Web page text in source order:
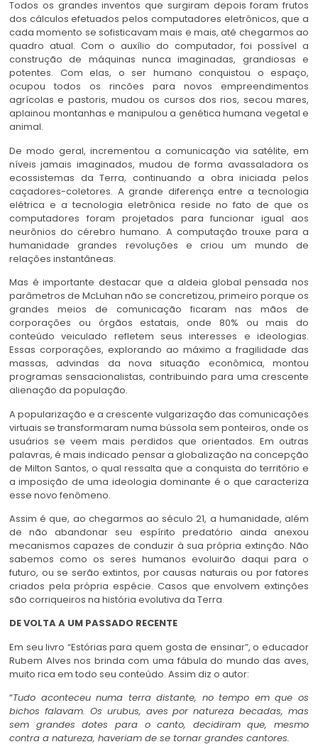
Todos os grandes inventos que surgiram depois foram frutos
dos cálculos efetuados pelos computadores eletrônicos, que a
cada momento se sofisticavam mais e mais, até chegarmos ao
quadro atual. Com o auxílio do computador, foi possível a
construção de máquinas nunca imaginadas, grandiosas e
potentes. Com elas, o ser humano conquistou o espaço,
ocupou todos os rincões para novos empreendimentos
agrícolas e pastoris, mudou os cursos dos rios, secou mares,
aplainou montanhas e manipulou a genética humana vegetal e
animal.
De modo geral, incrementou a comunicação via satélite, em
níveis jamais imaginados, mudou de forma avassaladora os
ecossistemas da Terra, continuando a obra iniciada pelos
caçadores-coletores. A grande diferença entre a tecnologia
elétrica e a tecnologia eletrônica reside no fato de que os
computadores foram projetados para funcionar igual aos
neurônios do cérebro humano. A computação trouxe para a
humanidade grandes revoluções e criou um mundo de
relações instantâneas.
Mas é importante destacar que a aldeia global pensada nos
parâmetros de McLuhan não se concretizou, primeiro porque os
grandes meios de comunicação ficaram nas mãos de
corporações ou órgãos estatais, onde 80% ou mais do
conteúdo veiculado refletem seus interesses e ideologias.
Essas corporações, explorando ao máximo a fragilidade das
massas, advindas da nova situação econômica, montou
programas sensacionalistas, contribuindo para uma crescente
alienação da população.
A popularização e a crescente vulgarização das comunicações
virtuais se transformaram numa bússola sem ponteiros, onde os
usuários se veem mais perdidos que orientados. Em outras
palavras, é mais indicado pensar a globalização na concepção
de Milton Santos, o qual ressalta que a conquista do território e
a imposição de uma ideologia dominante é o que caracteriza
esse novo fenômeno.
Assim é que, ao chegarmos ao século 21, a humanidade, além
de não abandonar seu espírito predatório ainda anexou
mecanismos capazes de conduzir à sua própria extinção. Não
sabemos como os seres humanos evoluirão daqui para o
futuro, ou se serão extintos, por causas naturais ou por fatores
criados pela própria espécie. Casos que envolvem extinções
são corriqueiros na história evolutiva da Terra.
DE VOLTA A UM PASSADO RECENTE
Em seu livro “Estórias para quem gosta de ensinar”, o educador
Rubem Alves nos brinda com uma fábula do mundo das aves,
muito rica em todo seu conteúdo. Assim diz o autor:
“Tudo aconteceu numa terra distante, no tempo em que os
bichos falavam. Os urubus, aves por natureza becadas, mas
sem grandes dotes para o canto, decidiram que, mesmo
contra a natureza, haveriam de se tornar grandes cantores.